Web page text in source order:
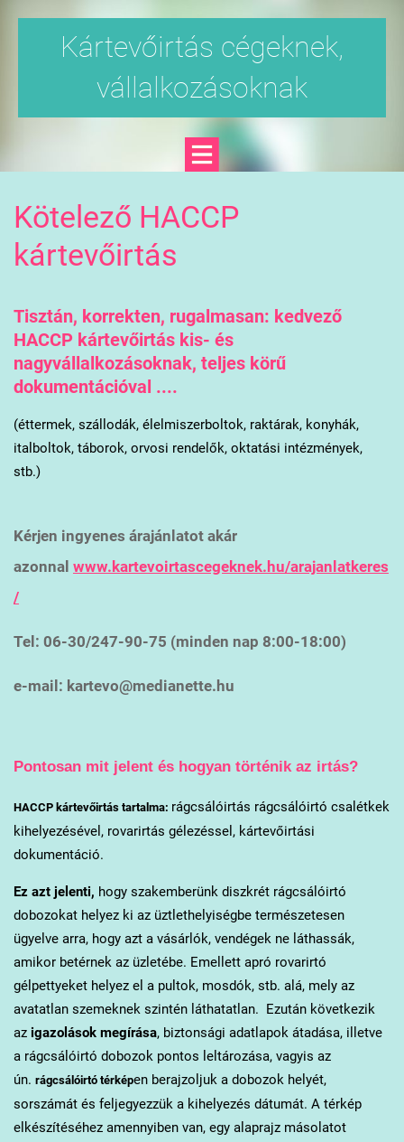
Kártevőirtás cégeknek,
vállalkozásoknak
Kötelező HACCP
kártevőirtás
Tisztán, korrekten, rugalmasan: kedvező
HACCP kártevőirtás kis- és
nagyvállalkozásoknak, teljes körű
dokumentációval ....
(éttermek, szállodák, élelmiszerboltok, raktárak, konyhák,
italboltok, táborok, orvosi rendelők, oktatási intézmények,
stb.)
Kérjen ingyenes árajánlatot akár
azonnal www.kartevoirtascegeknek.hu/arajanlatkeres
/
Tel: 06-30/247-90-75 (minden nap 8:00-18:00)
e-mail: kartevo@medianette.hu
Pontosan mit jelent és hogyan történik az irtás?
HACCP kártevőirtás tartalma: rágcsálóirtás rágcsálóirtó csalétkek
kihelyezésével, rovarirtás gélezéssel, kártevőirtási
dokumentáció.
Ez azt jelenti, hogy szakemberünk diszkrét rágcsálóirtó
dobozokat helyez ki az üztlethelyiségbe természetesen
ügyelve arra, hogy azt a vásárlók, vendégek ne láthassák,
amikor betérnek az üzletébe. Emellett apró rovarirtó
gélpettyeket helyez el a pultok, mosdók, stb. alá, mely az
avatatlan szemeknek szintén láthatatlan. Ezután következik
az igazolások megírása, biztonsági adatlapok átadása, illetve
a rágcsálóirtó dobozok pontos leltározása, vagyis az
ún. rágcsálóirtó térképen berajzoljuk a dobozok helyét,
sorszámát és feljegyezzük a kihelyezés dátumát. A térkép
elkészítéséhez amennyiben van, egy alaprajz másolatot